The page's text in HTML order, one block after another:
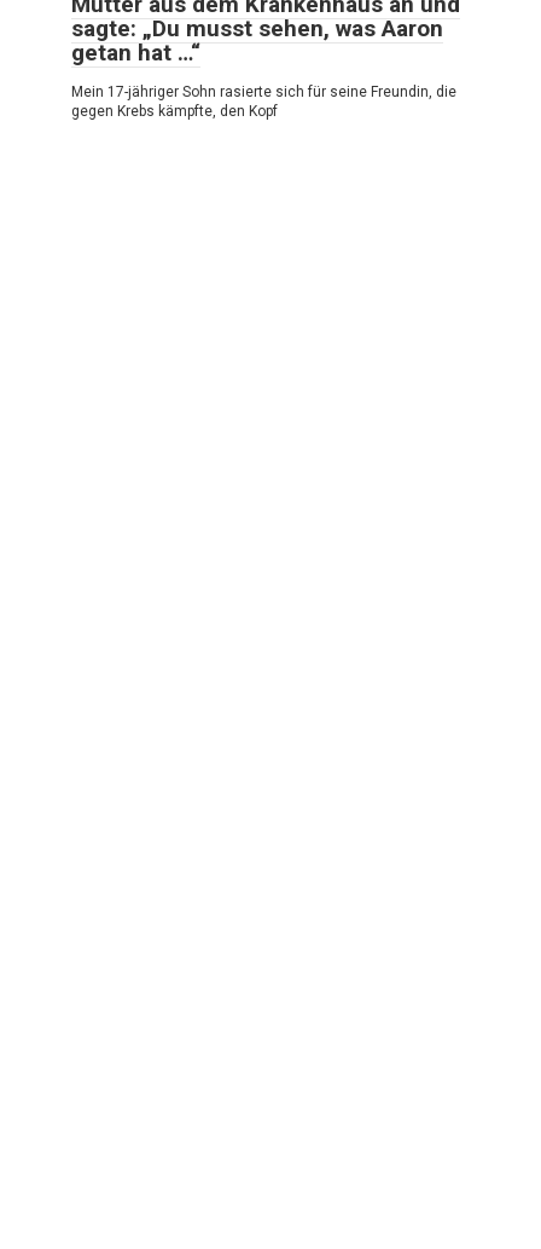
sagte: „Du musst sehen, was Aaron
getan hat …“
Mein 17-jähriger Sohn rasierte sich für seine Freundin, die
gegen Krebs kämpfte, den Kopf